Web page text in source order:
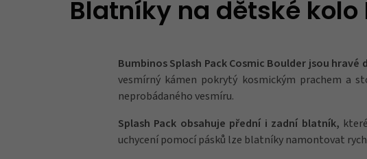
Blatníky na dětské kolo
Bumbinos Splash Pack Cosmic Boulder jsou
vesmírný kámen pokrytý kosmickým prachem a
neprobádaného vesmíru.
Splash Pack obsahuje přední i zadní blatník,
uchycení pomocí pásků lze blatníky namontovat